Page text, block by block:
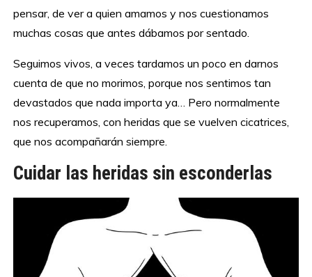
pensar, de ver a quien amamos y nos cuestionamos
muchas cosas que antes dábamos por sentado.
Seguimos vivos, a veces tardamos un poco en darnos
cuenta de que no morimos, porque nos sentimos tan
devastados que nada importa ya… Pero normalmente
nos recuperamos, con heridas que se vuelven cicatrices,
que nos acompañarán siempre.
Cuidar las heridas sin esconderlas